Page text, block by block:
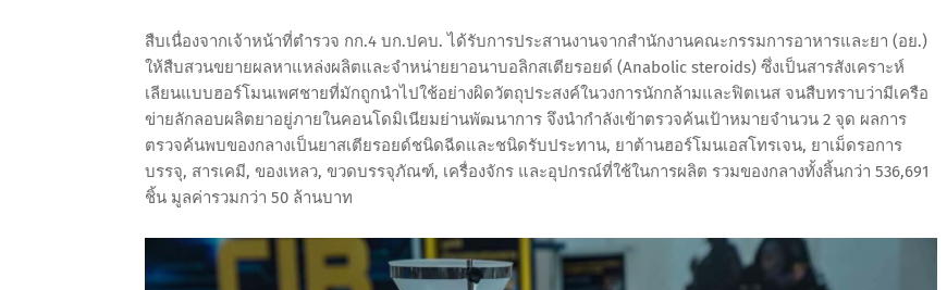
สืบเนื่องจากเจ้าหน้าที่ตำรวจ กก.4 บก.ปคบ. ได้รับการประสานงานจากสำนักงานคณะกรรมการอาหารและยา (อย.)
ให้สืบสวนขยายผลหาแหล่งผลิตและจำหน่ายยาอนาบอลิกสเตียรอยด์ (Anabolic steroids) ซึ่งเป็นสารสังเคราะห์
เลียนแบบฮอร์โมนเพศชายที่มักถูกนำไปใช้อย่างผิดวัตถุประสงค์ในวงการนักกล้ามและฟิตเนส จนสืบทราบว่ามีเครือ
ข่ายลักลอบผลิตยาอยู่ภายในคอนโดมิเนียมย่านพัฒนาการ จึงนำกำลังเข้าตรวจค้นเป้าหมายจำนวน 2 จุด ผลการ
ตรวจค้นพบของกลางเป็นยาสเตียรอยด์ชนิดฉีดและชนิดรับประทาน, ยาต้านฮอร์โมนเอสโทรเจน, ยาเม็ดรอการ
บรรจุ, สารเคมี, ของเหลว, ขวดบรรจุภัณฑ์, เครื่องจักร และอุปกรณ์ที่ใช้ในการผลิต รวมของกลางทั้งสิ้นกว่า 536,691
ชิ้น มูลค่ารวมกว่า 50 ล้านบาท